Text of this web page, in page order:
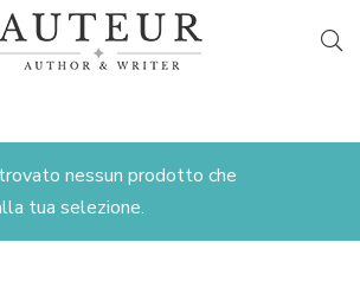
nessun prodotto che
tua selezione.